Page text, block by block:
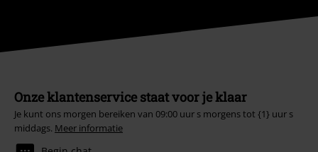
Onze klantenservice staat voor je klaar
Je kunt ons morgen bereiken van 09:00 uur s morgens tot {1} uur s
middags. Meer informatie